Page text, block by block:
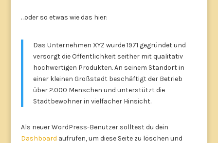
…oder so etwas wie das hier:
Das Unternehmen XYZ wurde 1971 gegründet und
versorgt die Öffentlichkeit seither mit qualitativ
hochwertigen Produkten. An seinem Standort in
einer kleinen Großstadt beschäftigt der Betrieb
über 2.000 Menschen und unterstützt die
Stadtbewohner in vielfacher Hinsicht.
Als neuer WordPress-Benutzer solltest du dein
Dashboard aufrufen, um diese Seite zu löschen und